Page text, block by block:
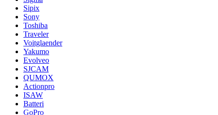
Sipix
Sony
Toshiba
Traveler
Voitglaender
Yakumo
Evolveo
SJCAM
QUMOX
Actionpro
ISAW
Batteri
GoPro